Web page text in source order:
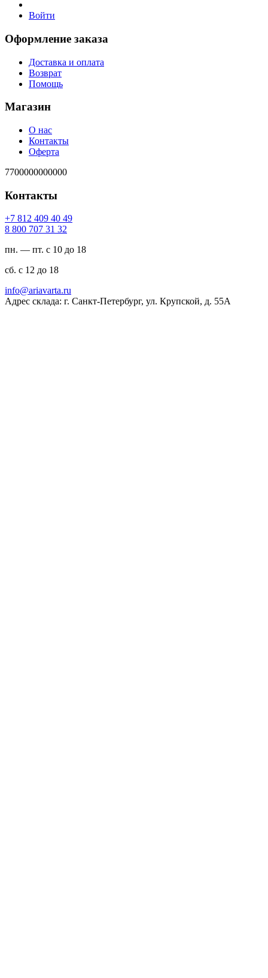
Войти
Оформление заказа
Доставка и оплата
Возврат
Помощь
Магазин
О нас
Контакты
Оферта
7700000000000
Контакты
94 04 904 218 7+
23 13 707 008 8
пн. — пт. с 10 до 18
сб. с 12 до 18
ur.atravaira@ofni
Адрес склада: г. Санкт-Петербург, ул. Крупской, д. 55А